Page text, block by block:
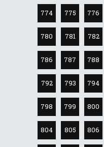
774 775 776
780 781 782
786 787 788
792 793 794
798 799 800
804 805 806